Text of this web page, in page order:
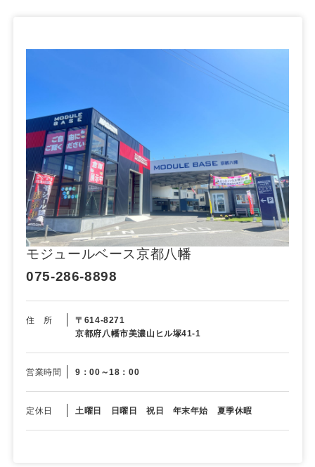
モジュールベース京都八幡
075-286-8898
住 所
〒614-8271
京都府八幡市美濃山ヒル塚41-1
営業時間 9：00～18：00
定休日 土曜日 日曜日 祝日 年末年始 夏季休暇